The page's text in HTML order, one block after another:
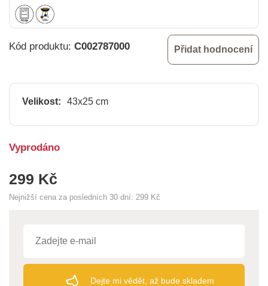
Kód produktu: C002787000 Přidat hodnocení
Velikost: 43x25 cm
299 Kč
Nejnižší cena za posledních 30 dní: 299 Kč
Vyprodáno
Dejte mi vědět, až bude skladem